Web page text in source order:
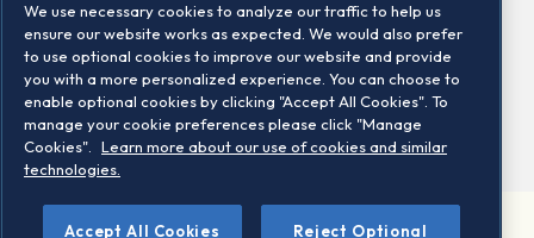
Locations
Contact us
©2026 STOXX Ltd. All rights reserved.
We use necessary cookies to analyze our traffic to help us
ensure our website works as expected. We would also prefer
to use optional cookies to improve our website and provide
you with a more personalized experience. You can choose to
enable optional cookies by clicking "Accept All Cookies". To
manage your cookie preferences please click "Manage
Cookies".
Learn more about our use of cookies and similar
technologies.
Accept All Cookies Reject Optional